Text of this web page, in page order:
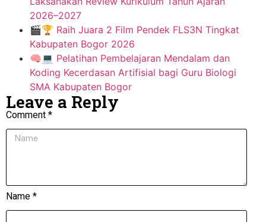
2026–2027
🎬🏆 Raih Juara 2 Film Pendek FLS3N Tingkat
Kabupaten Bogor 2026
🧠💻 Pelatihan Pembelajaran Mendalam dan
Koding Kecerdasan Artifisial bagi Guru Biologi
SMA Kabupaten Bogor
Leave a Reply
Comment *
Name *